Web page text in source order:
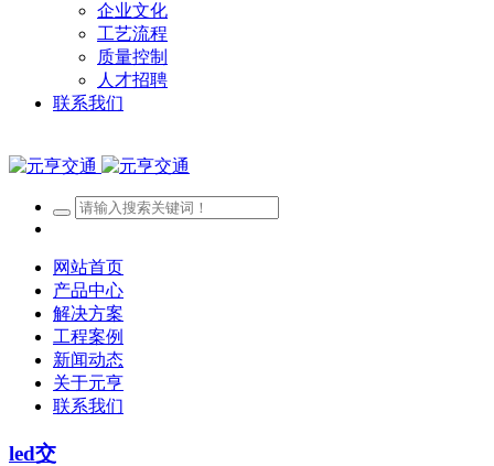
企业文化
工艺流程
质量控制
人才招聘
联系我们
网站首页
产品中心
解决方案
工程案例
新闻动态
关于元亨
联系我们
led交